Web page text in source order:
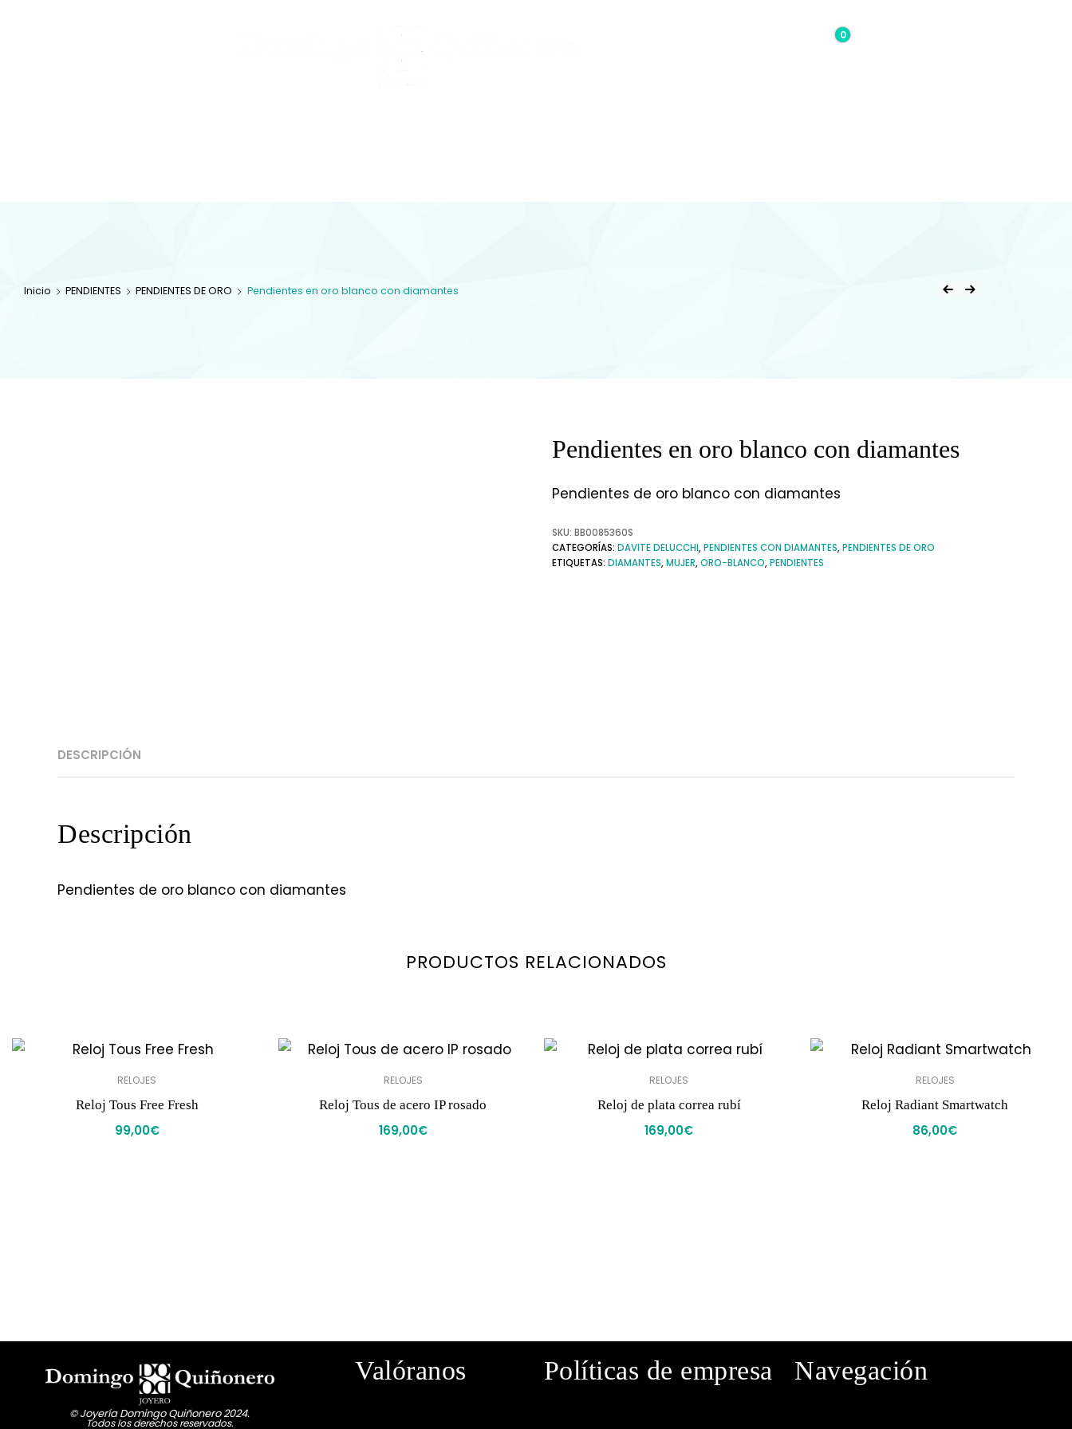
0,00€
0
Inicio PENDIENTES PENDIENTES DE ORO Pendientes en oro blanco con diamantes
Pendientes en oro blanco con diamantes
Pendientes de oro blanco con diamantes
SKU: BB0085360S
CATEGORÍAS: DAVITE DELUCCHI,PENDIENTES CON DIAMANTES,PENDIENTES DE ORO
ETIQUETAS: DIAMANTES,MUJER,ORO-BLANCO,PENDIENTES
DESCRIPCIÓN
Descripción
Pendientes de oro blanco con diamantes
PRODUCTOS RELACIONADOS
RELOJES
Reloj Tous Free Fresh
99,00€
RELOJES
Reloj Tous de acero IP rosado
169,00€
RELOJES
Reloj de plata correa rubí
169,00€
RELOJES
Reloj Radiant Smartwatch
86,00€
© Joyería Domingo Quiñonero 2024.
Todos los derechos reservados.
Valóranos Políticas de empresa Navegación